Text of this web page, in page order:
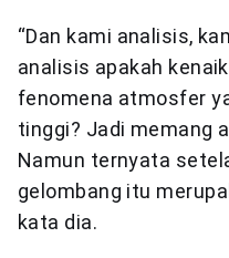
“Dan kami analisis,
analisis apakah
fenomena atmosfer
tinggi? Jadi memang
Namun ternyata
gelombang itu
kata dia.